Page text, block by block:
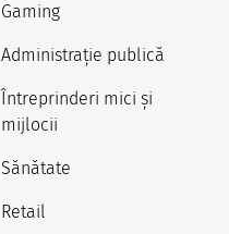
Gaming
Administrație publică
Întreprinderi mici și
mijlocii
Sănătate
Retail